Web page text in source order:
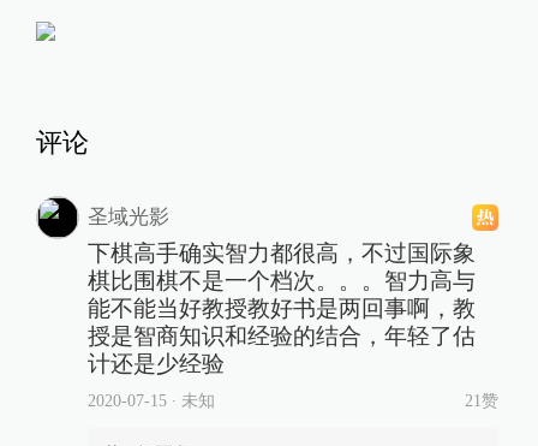
评论
圣域光影
下棋高手确实智力都很高，不过国际象
棋比围棋不是一个档次。。。智力高与
能不能当好教授教好书是两回事啊，教
授是智商知识和经验的结合，年轻了估
计还是少经验
2020-07-15∙ 未知 21赞